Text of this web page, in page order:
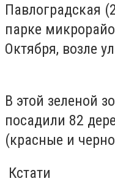
Павлоградская
парке
Октября, возле
В этой зеленой
посадили 82
(красные и
Кстати